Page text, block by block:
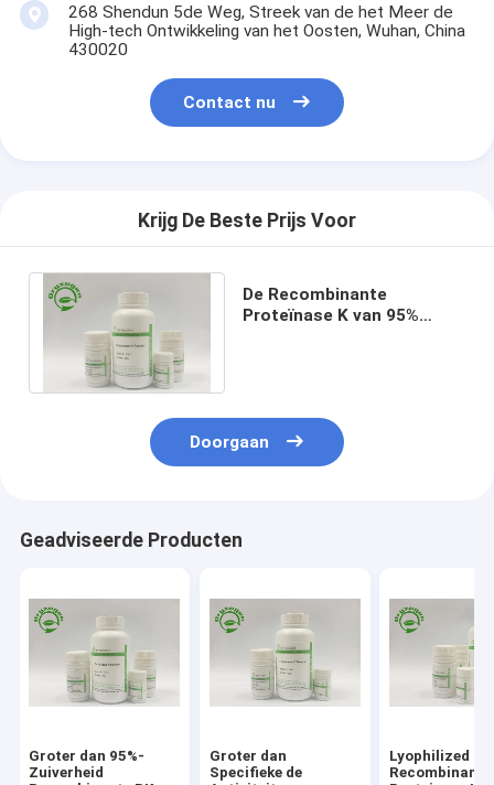
268 Shendun 5de Weg, Streek van de het Meer de
High-tech Ontwikkeling van het Oosten, Wuhan, China
430020
Contact nu
Krijg De Beste Prijs Voor
De Recombinante
Proteïnase K van 95%
Doorgaan
Geadviseerde Producten
Groter dan 95%-
Zuiverheid
Groter dan
Specifieke de
Lyophilized
Recombinant